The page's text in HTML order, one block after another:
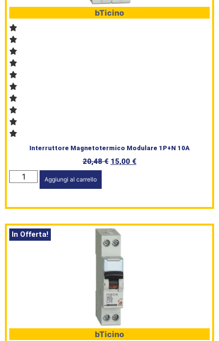
bTicino
Interruttore Magnetotermico Modulare 1P+N 10A
20,48€ 15,00 €
Aggiungi al carrello
In Offerta!
bTicino